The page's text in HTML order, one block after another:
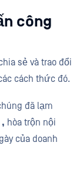
công
sẻ và trao đổi
cách thức đó.
đã lạm
, hòa trộn nội
của doanh